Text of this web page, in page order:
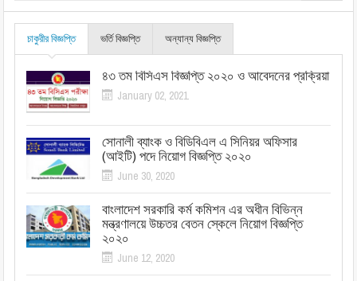
চাকুরীর বিজ্ঞপ্তি ভর্তি বিজ্ঞপ্তি অন্যান্য বিজ্ঞপ্তি
৪৩ তম বিসিএস বিজ্ঞপ্তি ২০২০ ও আবেদনের প্রক্রিয়া
January 02, 2021
সোনালী ব্যাংক ও বিডিবিএল এ সিনিয়র অফিসার
(আইটি) পদে নিয়োগ বিজ্ঞপ্তি ২০২০
June 30, 2020
বাংলাদেশ সরকারি কর্ম কমিশন এর অধীন বিভিন্ন
মন্ত্রণালয়ে উচ্চতর বেতন স্কেলে নিয়োগ বিজ্ঞপ্তি
২০২০
June 12, 2020